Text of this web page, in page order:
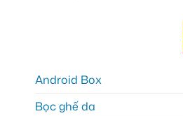
Android Box
Bọc ghế da